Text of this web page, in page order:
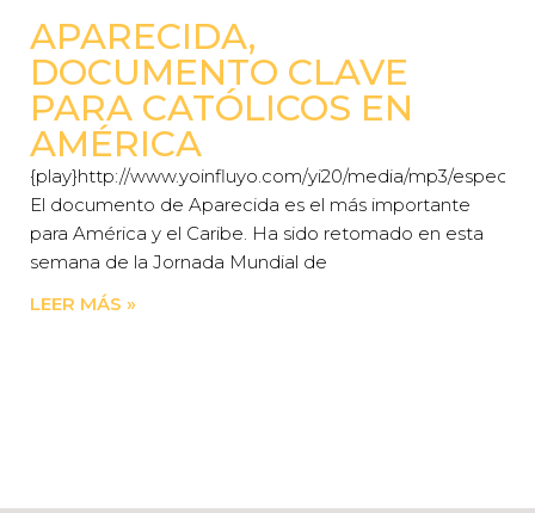
APARECIDA,
DOCUMENTO CLAVE
PARA CATÓLICOS EN
AMÉRICA
{play}http://www.yoinfluyo.com/yi20/media/mp3/
El documento de Aparecida es el más importante
para América y el Caribe. Ha sido retomado en esta
semana de la Jornada Mundial de
LEER MÁS »